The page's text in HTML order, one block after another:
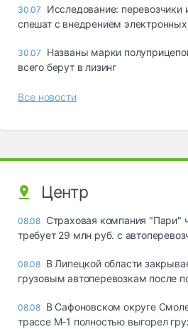
30.07
Исследование: перевозчики
спешат с внедрением
30.07
Названы марки
всего берут в лизинг
Все новости
Центр
08.08 Страховая компания "Пари"
требует 29 млн руб. с
08.08 В Липецкой области
грузовым автоперевозкам после
08.08 В Сафоновском округе
трассе М-1 полностью выгорел